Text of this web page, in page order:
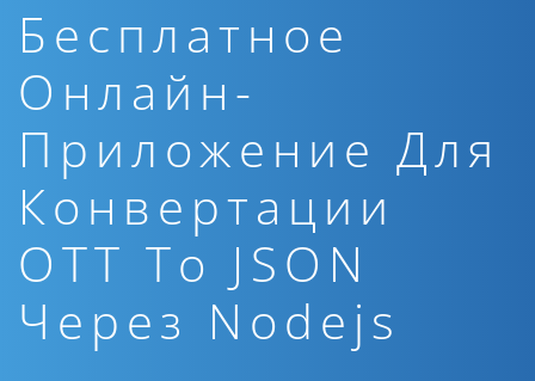
Бесплатное
Онлайн-
Приложение Для
Конвертации
OTT To JSON
Через Nodejs